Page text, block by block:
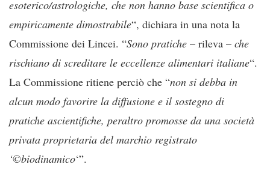
esoterico/astrologiche, che non hanno base scientifica o
empiricamente dimostrabile“, dichiara in una nota la
Commissione dei Lincei. “Sono pratiche – rileva – che
rischiano di screditare le eccellenze alimentari italiane“.
La Commissione ritiene perciò che “non si debba in
alcun modo favorire la diffusione e il sostegno di
pratiche ascientifiche, peraltro promosse da una società
privata proprietaria del marchio registrato
‘©biodinamico‘”.